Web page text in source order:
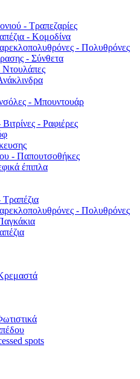
- Τραπεζαρίες
- Κομοδίνα
- Πολυθρόνες
- Σύνθετα
Ντουλάπες
- Μπουντουάρ
- Ραφιέρες
- Παπουτσοθήκες
έπιπλα
Τραπέζια
- Πολυθρόνες
spots